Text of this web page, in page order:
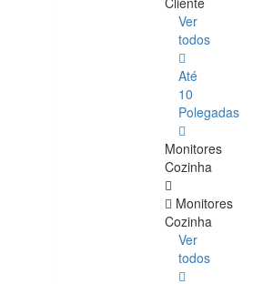
Ver
todos
Até
10
Polegadas
Monitores
Cozinha
Monitores
Cozinha
Ver
todos